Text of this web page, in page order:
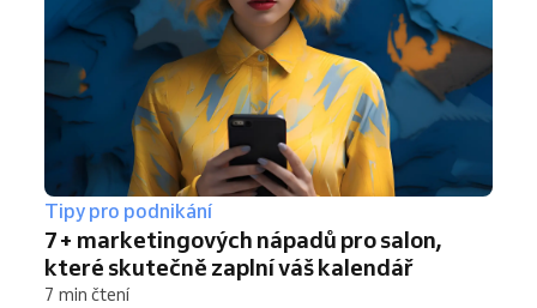
Tipy pro podnikání
7+ marketingových nápadů pro salon,
které skutečně zaplní váš kalendář
7 min čtení